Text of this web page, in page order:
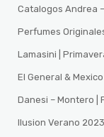
Catalogos Andrea
Perfumes
Lamasini |
El General &
Danesi – Montero |
Ilusion Verano 2023